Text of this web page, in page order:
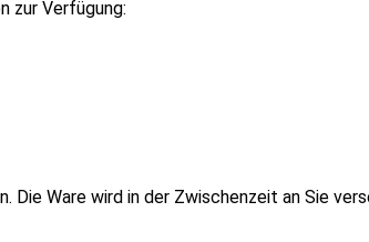
zur Verfügung:
Die Ware wird in der Zwischenzeit an Sie